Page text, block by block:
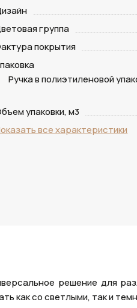
группа
покрытия
Ручка в полиэтиленовой
упаковки, м3
все характеристики
решение для
как со светлыми, так и